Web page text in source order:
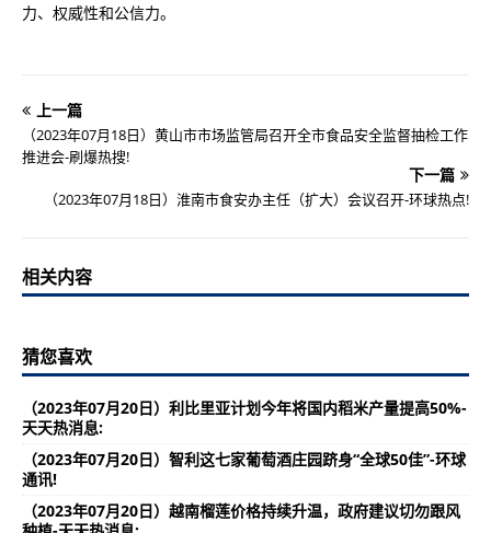
力、权威性和公信力。
上一篇
（2023年07月18日）黄山市市场监管局召开全市食品安全监督抽检工作
推进会-刷爆热搜!
下一篇
（2023年07月18日）淮南市食安办主任（扩大）会议召开-环球热点!
相关内容
猜您喜欢
（2023年07月20日）利比里亚计划今年将国内稻米产量提高50%-
天天热消息:
（2023年07月20日）智利这七家葡萄酒庄园跻身“全球50佳”-环球
通讯!
（2023年07月20日）越南榴莲价格持续升温，政府建议切勿跟风